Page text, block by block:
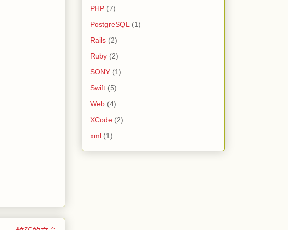
PHP (7)
PostgreSQL
(1)
Rails (2)
Ruby (2)
SONY (1)
Swift (5)
Web (4)
XCode (2)
xml (1)